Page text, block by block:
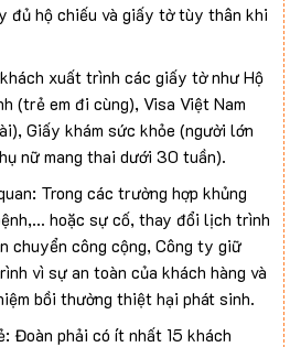
đủ hộ chiếu và giấy tờ tùy thân khi
xuất trình các giấy tờ như Hộ
(trẻ em đi cùng), Visa Việt Nam
Giấy khám sức khỏe (người lớn
nữ mang thai dưới 30 tuần).
Trong các trường hợp khủng
hoặc sự cố, thay đổi lịch trình
chuyển công cộng, Công ty giữ
vì sự an toàn của khách hàng và
bồi thường thiệt hại phát sinh.
Đoàn phải có ít nhất 15 khách